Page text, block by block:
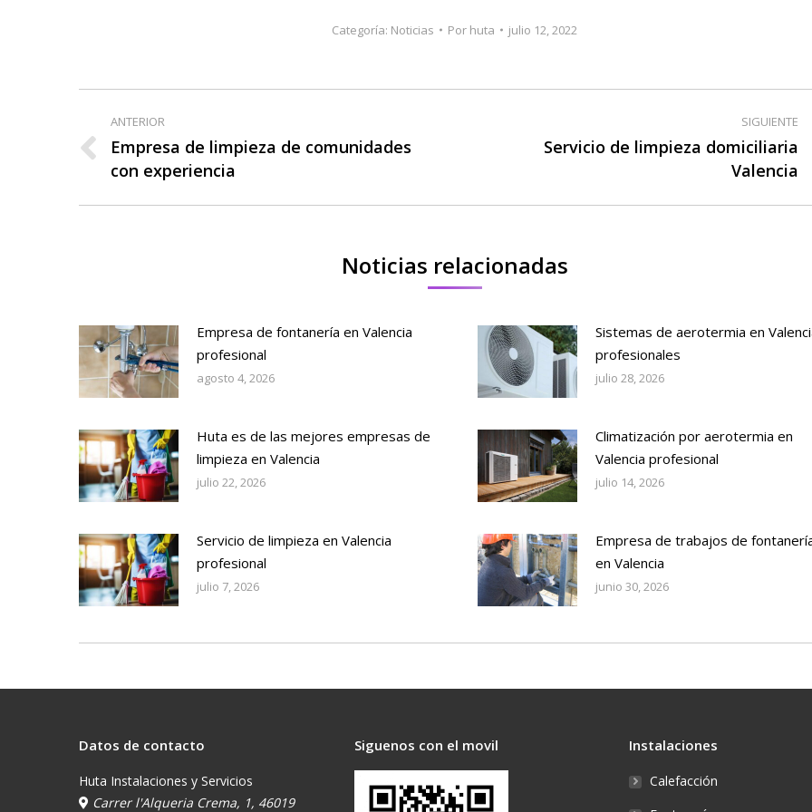
Categoría: Noticias Por huta julio 12, 2022
Navegación
entre
publicaciones
ANTERIOR
Publicación
anterior:
Empresa de limpieza de comunidades
con experiencia
SIGUIENTE
PublicaciónServicio de limpieza domiciliaria
Valencia
Noticias relacionadas
Empresa de fontanería en Valencia
profesional
agosto 4, 2026
Sistemas de aerotermia en
profesionales
julio 28, 2026
Huta es de las mejores empresas de
limpieza en Valencia
julio 22, 2026
Climatización por aerotermia en
Valencia profesional
julio 14, 2026
Servicio de limpieza en Valencia
profesional
julio 7, 2026
Empresa de trabajos de
en Valencia
junio 30, 2026
Datos de contacto
Huta Instalaciones y Servicios
Carrer l'Alqueria Crema, 1, 46019
Siguenos con el movil Instalaciones
Calefacción